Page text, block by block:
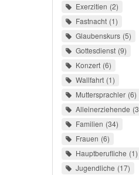
Exerzitien 2
Fastnacht 1
Glaubenskurs 5
Gottesdienst 9
Konzert 6
Wallfahrt 1
Muttersprachler 6
Alleinerziehende 3
Familien 34
Frauen 6
Hauptberufliche 1
Jugendliche 17